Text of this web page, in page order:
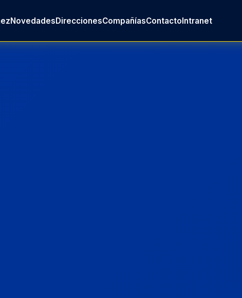
NovedadesDireccionesCompañíasContactoIntranet